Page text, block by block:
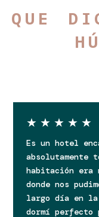
que
★ ★ ★ ★ ★
Es un hotel
absolutamente
habitación era
donde nos
largo día en la
dormí perfecto